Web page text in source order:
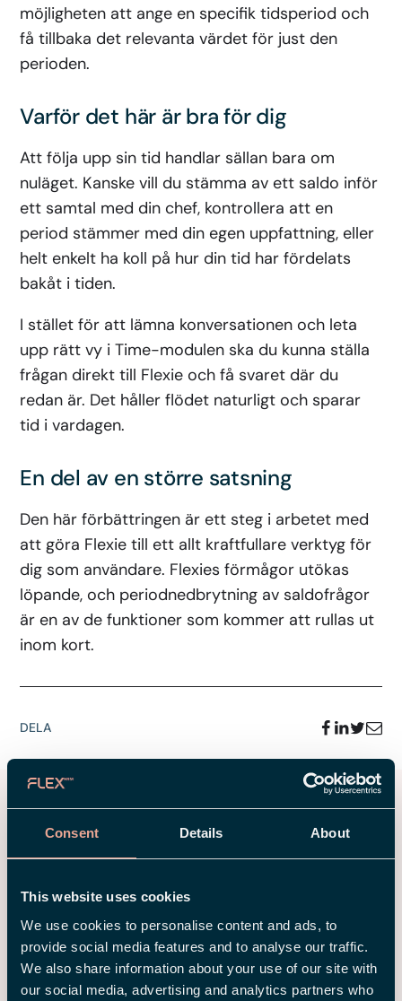
Consent Details About
This website uses cookies
We use cookies to personalise content and ads, to
provide social media features and to analyse our traffic.
We also share information about your use of our site with
our social media, advertising and analytics partners who
möjligheten att ange en specifik tidsperiod och
få tillbaka det relevanta värdet för just den
perioden.
Varför det här är bra för dig
Att följa upp sin tid handlar sällan bara om
nuläget. Kanske vill du stämma av ett saldo inför
ett samtal med din chef, kontrollera att en
period stämmer med din egen uppfattning, eller
helt enkelt ha koll på hur din tid har fördelats
bakåt i tiden.
I stället för att lämna konversationen och leta
upp rätt vy i Time-modulen ska du kunna ställa
frågan direkt till Flexie och få svaret där du
redan är. Det håller flödet naturligt och sparar
tid i vardagen.
En del av en större satsning
Den här förbättringen är ett steg i arbetet med
att göra Flexie till ett allt kraftfullare verktyg för
dig som användare. Flexies förmågor utökas
löpande, och periodnedbrytning av saldofrågor
är en av de funktioner som kommer att rullas ut
inom kort.
DELA
Fler kundcase